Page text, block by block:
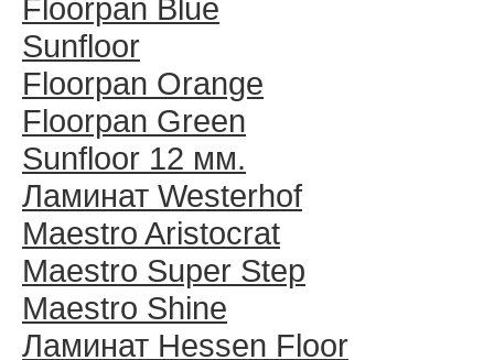
Floorpan Blue
Sunfloor
Floorpan Orange
Floorpan Green
Sunfloor 12 мм.
Ламинат Westerhof
Maestro Aristocrat
Maestro Super Step
Maestro Shine
Ламинат Hessen Floor